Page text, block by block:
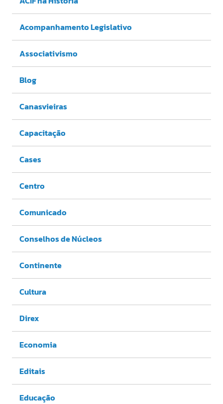
Acompanhamento Legislativo
Associativismo
Blog
Canasvieiras
Capacitação
Cases
Centro
Comunicado
Conselhos de Núcleos
Continente
Cultura
Direx
Economia
Editais
Educação